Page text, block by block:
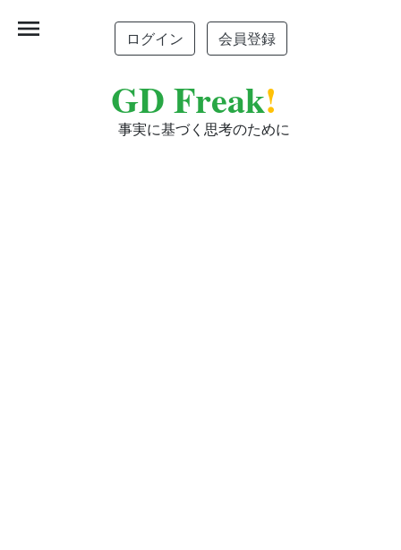
ログイン 会員登録
GD Freak!
事実に基づく思考のために
menu